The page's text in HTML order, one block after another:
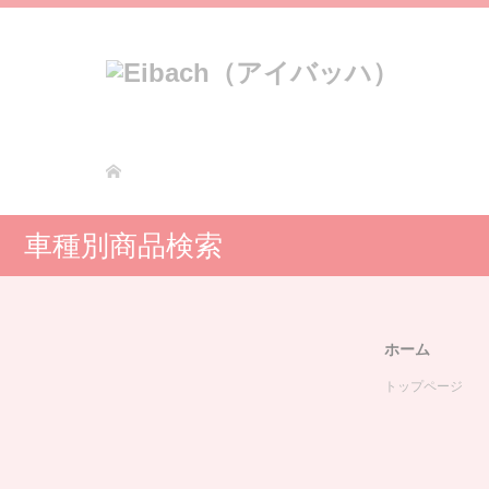
車種別商品検索
ホーム
トップページ